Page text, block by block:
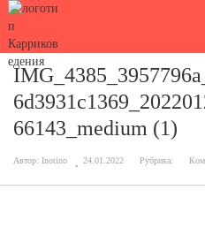
66143_medium (1)
Автор: Inotino 24.01.2022 Рубрика: